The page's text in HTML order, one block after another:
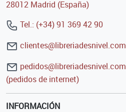
28012 Madrid (España)
Tel.: (+34) 91 369 42 90
clientes@libreriadesnivel.com
pedidos@libreriadesnivel.com
(pedidos de internet)
INFORMACIÓN